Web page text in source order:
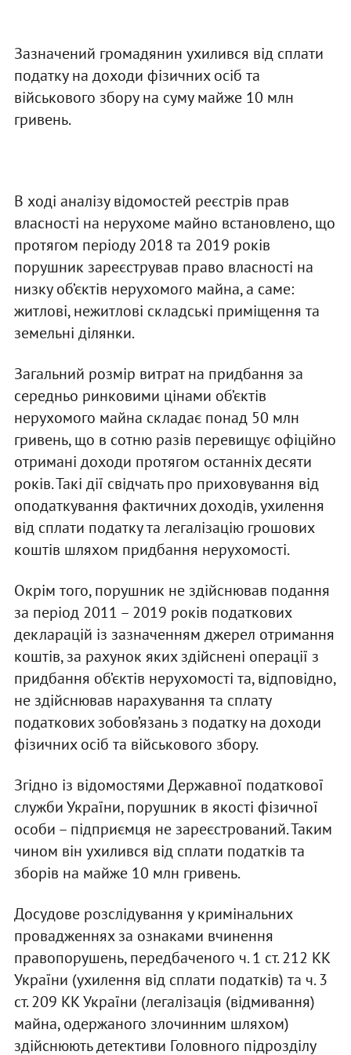
Зазначений громадянин ухилився від сплати
податку на доходи фізичних осіб та
військового збору на суму майже 10 млн
гривень.
В ході аналізу відомостей реєстрів прав
власності на нерухоме майно встановлено, що
протягом періоду 2018 та 2019 років
порушник зареєстрував право власності на
низку об’єктів нерухомого майна, а саме:
житлові, нежитлові складські приміщення та
земельні ділянки.
Загальний розмір витрат на придбання за
середньо ринковими цінами об’єктів
нерухомого майна складає понад 50 млн
гривень, що в сотню разів перевищує офіційно
отримані доходи протягом останніх десяти
років. Такі дії свідчать про приховування від
оподаткування фактичних доходів, ухилення
від сплати податку та легалізацію грошових
коштів шляхом придбання нерухомості.
Окрім того, порушник не здійснював подання
за період 2011 – 2019 років податкових
декларацій із зазначенням джерел отримання
коштів, за рахунок яких здійснені операції з
придбання об’єктів нерухомості та, відповідно,
не здійснював нарахування та сплату
податкових зобов’язань з податку на доходи
фізичних осіб та військового збору.
Згідно із відомостями Державної податкової
служби України, порушник в якості фізичної
особи – підприємця не зареєстрований. Таким
чином він ухилився від сплати податків та
зборів на майже 10 млн гривень.
Досудове розслідування у кримінальних
провадженнях за ознаками вчинення
правопорушень, передбаченого ч. 1 ст. 212 КК
України (ухилення від сплати податків) та ч. 3
ст. 209 КК України (легалізація (відмивання)
майна, одержаного злочинним шляхом)
здійснюють детективи Головного підрозділу